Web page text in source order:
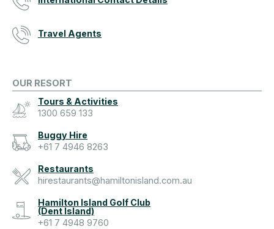
Travel Agents
OUR RESORT
Tours & Activities
1300 659 133
Buggy Hire
+61 7 4946 8263
Restaurants
hirestaurants@hamiltonisland.com.au
Hamilton Island Golf Club
(Dent Island)
+61 7 4948 9760